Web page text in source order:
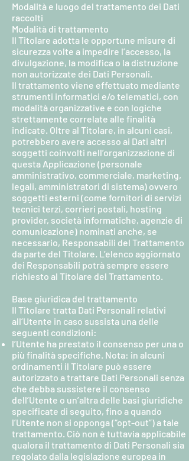
Modalità e luogo del trattamento dei Dati
raccolti
Modalità di trattamento
Il Titolare adotta le opportune misure di
sicurezza volte a impedire l’accesso, la
divulgazione, la modifica o la distruzione
non autorizzate dei Dati Personali.
Il trattamento viene effettuato mediante
strumenti informatici e/o telematici, con
modalità organizzative e con logiche
strettamente correlate alle finalità
indicate. Oltre al Titolare, in alcuni casi,
potrebbero avere accesso ai Dati altri
soggetti coinvolti nell’organizzazione di
questa Applicazione (personale
amministrativo, commerciale, marketing,
legali, amministratori di sistema) ovvero
soggetti esterni (come fornitori di servizi
tecnici terzi, corrieri postali, hosting
provider, società informatiche, agenzie di
comunicazione) nominati anche, se
necessario, Responsabili del Trattamento
da parte del Titolare. L’elenco aggiornato
dei Responsabili potrà sempre essere
richiesto al Titolare del Trattamento.
Base giuridica del trattamento
Il Titolare tratta Dati Personali relativi
all’Utente in caso sussista una delle
seguenti condizioni:
l’Utente ha prestato il consenso per una o
più finalità specifiche. Nota: in alcuni
ordinamenti il Titolare può essere
autorizzato a trattare Dati Personali senza
che debba sussistere il consenso
dell’Utente o un’altra delle basi giuridiche
specificate di seguito, fino a quando
l’Utente non si opponga (“opt-out”) a tale
trattamento. Ciò non è tuttavia applicabile
qualora il trattamento di Dati Personali sia
regolato dalla legislazione europea in